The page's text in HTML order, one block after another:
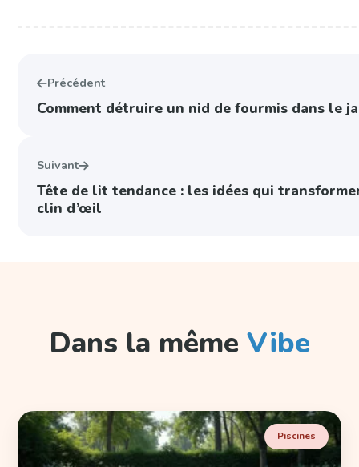
Précédent
Comment détruire un nid de fourmis dans le
Suivant
Tête de lit tendance : les idées qui
clin d’œil
Dans la même Vibe
Piscines